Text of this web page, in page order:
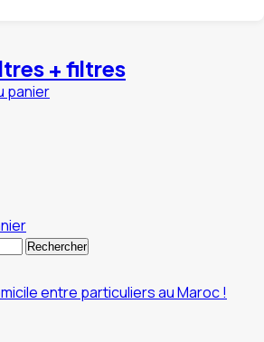
+ filtres
panier
entre particuliers au Maroc !